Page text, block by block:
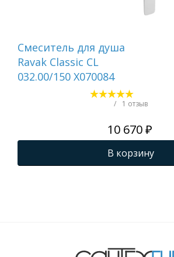
Смеситель для душа
Ravak Classic CL
032.00/150 X070084
/ 1 отзыв
10 670 ₽
В корзину